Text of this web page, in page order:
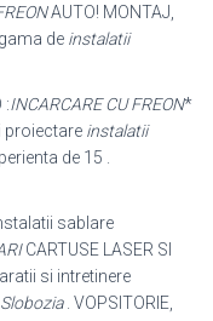
AUTO! MONTAJ,
de instalatii
:INCARCARE CU FREON*
proiectare instalatii
de 15 .
sablare
CARTUSE LASER SI
si intretinere
Slobozia. VOPSITORIE,